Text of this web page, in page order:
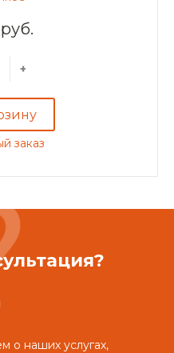
+
заказ
о наших услугах,